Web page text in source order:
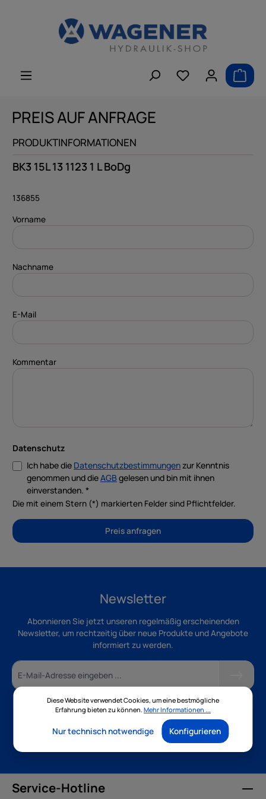
PREIS AUF ANFRAGE
PRODUKTINFORMATIONEN
BK3 15L 13 1123 1 L BoDg
136855
Vorname
Nachname
E-Mail
Kommentar
Datenschutz
Ich habe die Datenschutzbestimmungenzur Kenntnis
genommen und dieAGBgelesen und bin mit ihnen
einverstanden. *
Die mit einem Stern (*) markierten Felder sind Pflichtfelder.
Preis anfragen
Newsletter
Abonnieren Sie jetzt unseren regelmäßig erscheinenden
Newsletter, um rechtzeitig über neue Produkte und Angebote
informiert zu werden.
Ich habe dieDatenschutzbestimmungenzur Kenntnis
genommen und die
AGB
gelesen und bin mit ihnen
einverstanden.
Service-Hotline
Diese Website verwendet Cookies, um eine bestmögliche
Erfahrung bieten zu können. Mehr Informationen ...
Nur technisch notwendige Konfigurieren